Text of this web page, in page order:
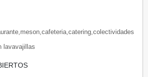
lavavajillas